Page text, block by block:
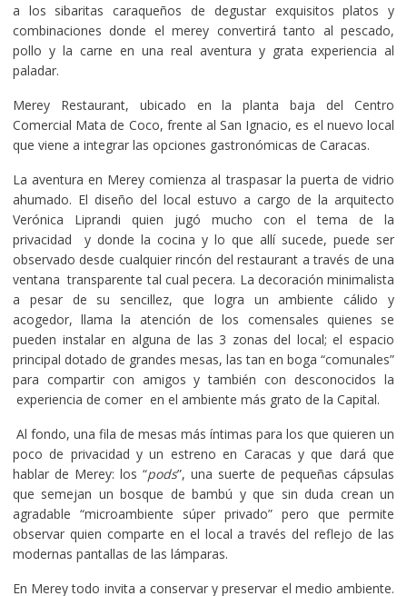
a los sibaritas caraqueños de degustar exquisitos platos y
combinaciones donde el merey convertirá tanto al pescado,
pollo y la carne en una real aventura y grata experiencia al
paladar.
Merey Restaurant, ubicado en la planta baja del Centro
Comercial Mata de Coco, frente al San Ignacio, es el nuevo local
que viene a integrar las opciones gastronómicas de Caracas.
La aventura en Merey comienza al traspasar la puerta de vidrio
ahumado. El diseño del local estuvo a cargo de la arquitecto
Verónica Liprandi quien jugó mucho con el tema de la
privacidad y donde la cocina y lo que allí sucede, puede ser
observado desde cualquier rincón del restaurant a través de una
ventana transparente tal cual pecera. La decoración minimalista
a pesar de su sencillez, que logra un ambiente cálido y
acogedor, llama la atención de los comensales quienes se
pueden instalar en alguna de las 3 zonas del local; el espacio
principal dotado de grandes mesas, las tan en boga “comunales”
para compartir con amigos y también con desconocidos la
experiencia de comer en el ambiente más grato de la Capital.
Al fondo, una fila de mesas más íntimas para los que quieren un
poco de privacidad y un estreno en Caracas y que dará que
hablar de Merey: los “pods”, una suerte de pequeñas cápsulas
que semejan un bosque de bambú y que sin duda crean un
agradable “microambiente súper privado” pero que permite
observar quien comparte en el local a través del reflejo de las
modernas pantallas de las lámparas.
En Merey todo invita a conservar y preservar el medio ambiente.